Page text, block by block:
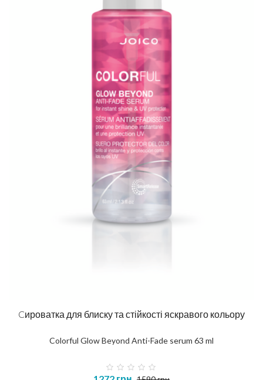
Cироватка для блиску та стійкості яскравого кольору
Colorful Glow Beyond Anti-Fade serum 63 ml